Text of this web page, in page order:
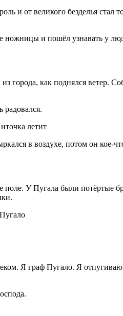
и от великого безделья
и пошёл узнавать у
как поднялся ветер.
радовался.
в воздухе, потом он кое-
поле. У Пугала были
Я граф Пугало. Я отпугиваю